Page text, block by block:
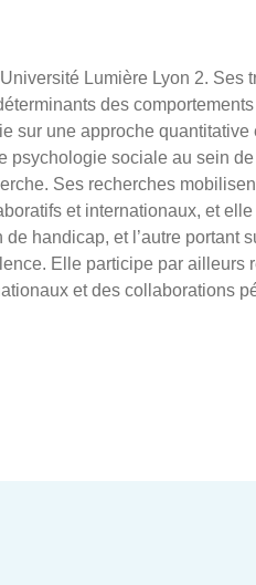
Lumière Lyon 2. Ses
des
sur une approche
sociale au sein
Ses recherches
et internationaux, et
handicap, et l’autre portant
Elle participe par
et des collaborations